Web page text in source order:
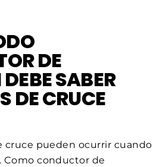
DE
SABER
DE CRUCE
cruce pueden ocurrir cuando
Como conductor de